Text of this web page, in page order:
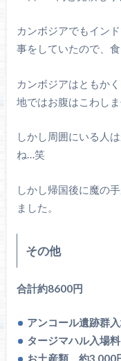
カンボジアでもイン
事をしていたので、
カンボジアはともか
地ではお腹はこわしま
しかし周囲にいる人
ね…笑
しかし帰国後に魔の
ました。
その他
合計約8600円
アンコール遺跡群
タージマハル入場
お土産類 約3,000